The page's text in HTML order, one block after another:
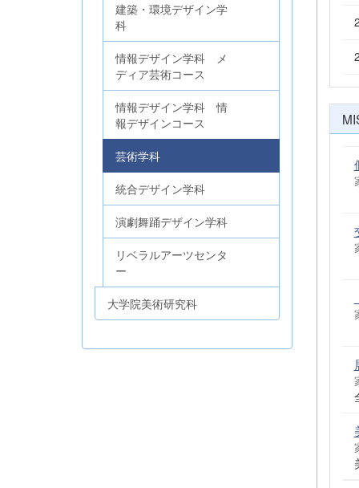
建築・環境デザイン学
科
情報デザイン学科 メ
ディア芸術コース
情報デザイン学科 情
報デザインコース
芸術学科
統合デザイン学科
演劇舞踊デザイン学科
リベラルアーツセンタ
ー
大学院美術研究科